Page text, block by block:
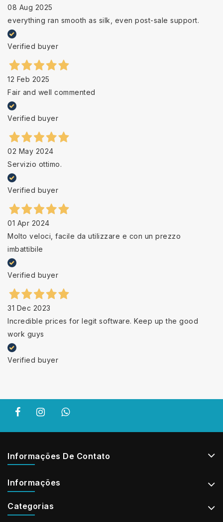
08 Aug 2025
everything ran smooth as silk, even post-sale support.
Verified buyer
12 Feb 2025
Fair and well commented
Verified buyer
02 May 2024
Servizio ottimo.
Verified buyer
01 Apr 2024
Molto veloci, facile da utilizzare e con un prezzo
imbattibile
Verified buyer
31 Dec 2023
Incredible prices for legit software. Keep up the good
work guys
Verified buyer
Informações De Contato
Informações
Categorias